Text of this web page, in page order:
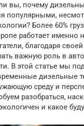
вы, почему
популярными,
Более 60%
работает именно
благодаря
важную роль в
В этой статье мы
дизельные
среду и
разобраться,
и какое